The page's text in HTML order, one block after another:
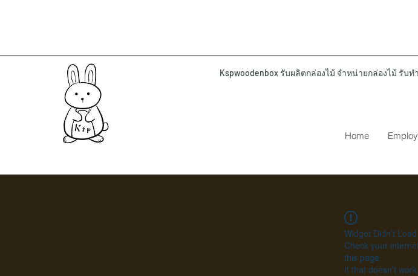
Kspwoodenbox รับผลิตกล่องไม้ จำหน่ายกล่องไม้ รับ
Home
Widget Didn’t Load
Check your
this page.
If that doesn’t